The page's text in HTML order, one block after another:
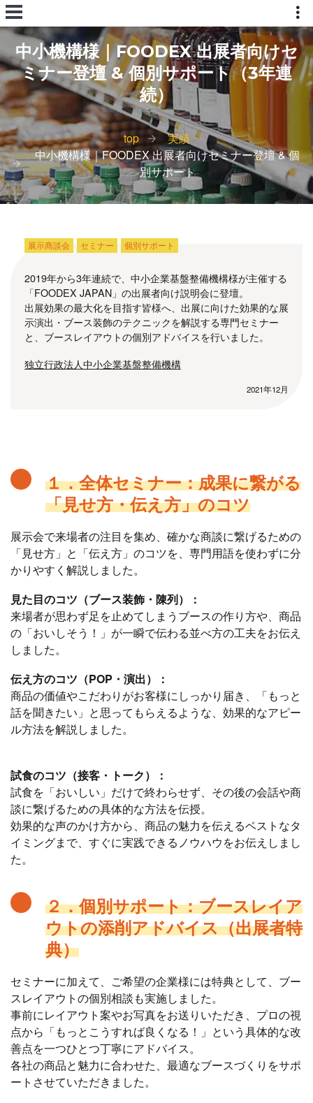
中小機構様｜FOODEX 出展者向けセ
ミナー登壇 & 個別サポート（3年連
続）
top
実績
中小機構様｜FOODEX 出展者向けセミナー登壇 & 個
別サポート
展示商談会 セミナー 個別サポート
2019年から3年連続で、中小企業基盤整備機構様が主催する
「FOODEX JAPAN」の出展者向け説明会に登壇。
出展効果の最大化を目指す皆様へ、出展に向けた効果的な展
示演出・ブース装飾のテクニックを解説する専門セミナー
と、ブースレイアウトの個別アドバイスを行いました。
独立行政法人中小企業基盤整備機構
2021年12月
１．全体セミナー：成果に繋がる
「見せ方・伝え方」のコツ
展示会で来場者の注目を集め、確かな商談に繋げるための
「見せ方」と「伝え方」のコツを、専門用語を使わずに分
かりやすく解説しました。
見た目のコツ（ブース装飾・陳列）：
来場者が思わず足を止めてしまうブースの作り方や、商品
の「おいしそう！」が一瞬で伝わる並べ方の工夫をお伝え
しました。
伝え方のコツ（POP・演出）：
商品の価値やこだわりがお客様にしっかり届き、「もっと
話を聞きたい」と思ってもらえるような、効果的なアピー
ル方法を解説しました。
試食のコツ（接客・トーク）：
試食を「おいしい」だけで終わらせず、その後の会話や商
談に繋げるための具体的な方法を伝授。
効果的な声のかけ方から、商品の魅力を伝えるベストなタ
イミングまで、すぐに実践できるノウハウをお伝えしまし
た。
２．個別サポート：ブースレイア
ウトの添削アドバイス（出展者特
典）
セミナーに加えて、ご希望の企業様には特典として、ブー
スレイアウトの個別相談も実施しました。
事前にレイアウト案やお写真をお送りいただき、プロの視
点から「もっとこうすれば良くなる！」という具体的な改
善点を一つひとつ丁寧にアドバイス。
各社の商品と魅力に合わせた、最適なブースづくりをサポ
ートさせていただきました。